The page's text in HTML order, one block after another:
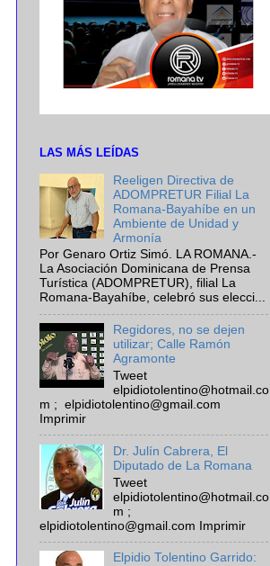
LAS MÁS LEÍDAS
Reeligen Directiva de
ADOMPRETUR Filial La
Romana-Bayahíbe en un
Ambiente de Unidad y
Armonía
Por Genaro Ortiz Simó. LA ROMANA.-
La Asociación Dominicana de Prensa
Turística (ADOMPRETUR), filial La
Romana-Bayahíbe, celebró sus elecci...
Regidores, no se dejen
utilizar; Calle Ramón
Agramonte
Tweet
elpidiotolentino@hotmail.co
m ; elpidiotolentino@gmail.com
Imprimir
Dr. Julín Cabrera, El
Diputado de La Romana
Tweet
elpidiotolentino@hotmail.co
m ;
elpidiotolentino@gmail.com Imprimir
Elpidio Tolentino Garrido: